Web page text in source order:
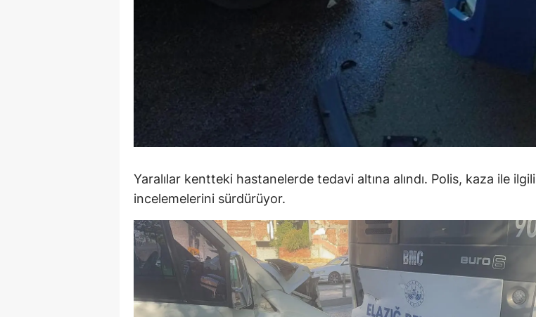
Yalova
Karabük
Osmaniye
Düzce
Yaralılar kentteki hastanelerde tedavi altına alındı. Polis, kaza ile ilgili
incelemelerini sürdürüyor.